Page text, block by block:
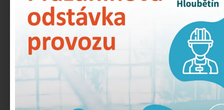
Za slanou vodou nemusíte až k moři.
Navštivte Plavecký a sportovní areál s přisolovanou vodou v
Praze 9,
200 m od stanice metra B – Hloubětín.
Bazén Hloubětín jako
v České republice nabídl slanou
Dva kryté a jeden venkovní bazén s teplotou 26,5 – 27,5 °C.